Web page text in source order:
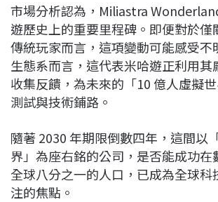
市場分析認為，Miliastra
遊歷史上的重要里程碑。即便對於僅
傳統玩家而言，這項變動可能感受不
生態系而言，這代表米哈遊正利用其
收集反饋，為未來的「10 億人虛擬
測試與技術鋪路。
隨著 2030 年期限倒數四年，這間以
界」為座右銘的公司，是否能成功在
全球八分之一的人口，已成為全球科
注的焦點。